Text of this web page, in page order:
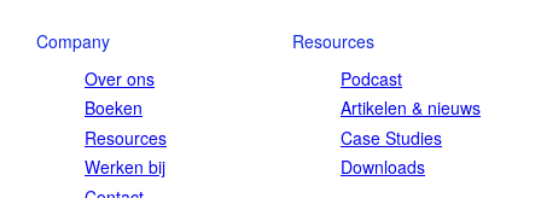
Company
Over ons
Boeken
Resources
Werken bij
Resources
Podcast
Artikelen & nieuws
Case Studies
Downloads